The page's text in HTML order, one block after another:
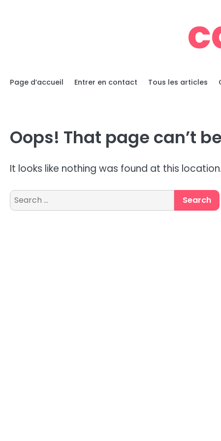
Page d’accueil Entrer en contact Tous les articles
Oops! That page can’t
It looks like nothing was found at this
Search
for: